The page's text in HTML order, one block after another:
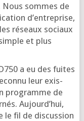
Nous sommes de
d’en­tre­prise,
réseaux sociaux
et plus
a eu des fuites
leur exis­
pro­gramme de
Aujourd’­hui,
le fil de dis­cus­sion